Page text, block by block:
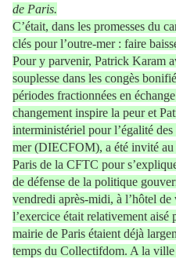
de Paris.
C’était, dans les promesses du
clés pour l’outre-mer : faire
Pour y parvenir, Patrick Karam
souplesse dans les congès
périodes fractionnées en
changement inspire la peur et
interministériel pour l’égalité des
mer (DIECFOM), a été invité
Paris de la CFTC pour
de défense de la politique
vendredi après-midi, à l’hôtel
l’exercice était relativement aisé
mairie de Paris étaient déjà
temps du Collectifdom. A la